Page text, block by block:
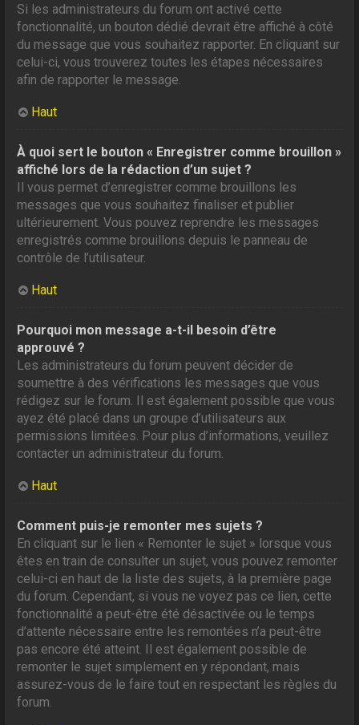
Si les administrateurs du forum ont activé cette
fonctionnalité, un bouton dédié devrait être affiché à côté
du message que vous souhaitez rapporter. En cliquant sur
celui-ci, vous trouverez toutes les étapes nécessaires
afin de rapporter le message.
Haut
À quoi sert le bouton « Enregistrer comme brouillon »
affiché lors de la rédaction d’un sujet ?
Il vous permet d’enregistrer comme brouillons les
messages que vous souhaitez finaliser et publier
ultérieurement. Vous pouvez reprendre les messages
enregistrés comme brouillons depuis le panneau de
contrôle de l’utilisateur.
Haut
Pourquoi mon message a-t-il besoin d’être
approuvé ?
Les administrateurs du forum peuvent décider de
soumettre à des vérifications les messages que vous
rédigez sur le forum. Il est également possible que vous
ayez été placé dans un groupe d’utilisateurs aux
permissions limitées. Pour plus d’informations, veuillez
contacter un administrateur du forum.
Haut
Comment puis-je remonter mes sujets ?
En cliquant sur le lien « Remonter le sujet » lorsque vous
êtes en train de consulter un sujet, vous pouvez remonter
celui-ci en haut de la liste des sujets, à la première page
du forum. Cependant, si vous ne voyez pas ce lien, cette
fonctionnalité a peut-être été désactivée ou le temps
d’attente nécessaire entre les remontées n’a peut-être
pas encore été atteint. Il est également possible de
remonter le sujet simplement en y répondant, mais
assurez-vous de le faire tout en respectant les règles du
forum.